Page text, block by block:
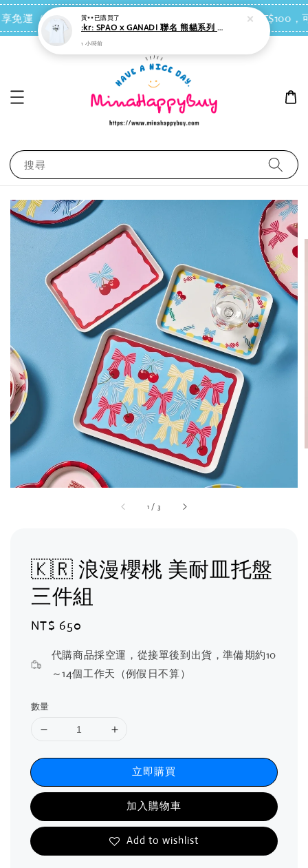
運（台灣離島地區除外） 會員每消費NT$100，
搜尋
1 / 3
🇰🇷 浪漫櫻桃 美耐皿托盤
三件組
Regular
NT$ 650
代購商品採空運，從接單後到出貨，準備期約10
～14個工作天（例假日不算）
數量
立即購買
加入購物車
Add to wishlist
黃**已購買了
1 小時前